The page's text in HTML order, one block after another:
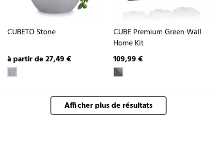
CUBETO Stone
à partir de 27,49 €
CUBE Premium Green Wall
Home Kit
109,99 €
Afficher plus de résultats